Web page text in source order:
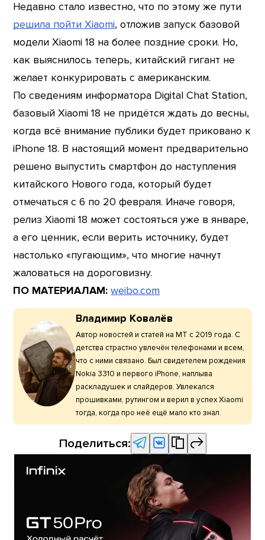
Недавно стало известно, что по этому же пути
решила пойти Xiaomi, отложив запуск базовой
модели Xiaomi 18 на более поздние сроки. Но,
как выяснилось теперь, китайский гигант не
желает конкурировать с американским.
По сведениям информатора Digital Chat Station,
базовый Xiaomi 18 не придётся ждать до весны,
когда всё внимание публики будет приковано к
iPhone 18. В настоящий момент предварительно
решено выпустить смартфон до наступления
китайского Нового года, который будет
отмечаться с 6 по 20 февраля. Иначе говоря,
релиз Xiaomi 18 может состояться уже в январе,
а его ценник, если верить источнику, будет
настолько «пугающим», что многие начнут
жаловаться на дороговизну.
ПО МАТЕРИАЛАМ: weibo.com
Владимир Ковалёв
Автор новостей и статей на МТ с 2019 года. С
детства страстно увлечён телефонами и всем,
что с ними связано. Был свидетелем рождения
Nokia 3310 и первого iPhone, наплыва
раскладушек и слайдеров. Увлекался
прошивками, рутингом и верил в успех Xiaomi
тогда, когда про неё ещё мало кто знал.
Поделиться: